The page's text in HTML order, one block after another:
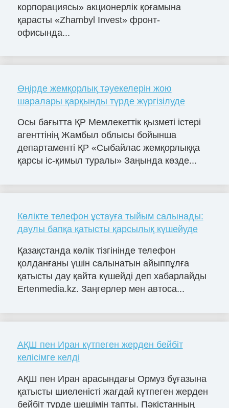
корпорациясы» акционерлік қоғамына
қарасты «Zhambyl Invest» фронт-
офисында...
Өңірде жемқорлық тәуекелерін жою
шаралары қарқынды түрде жүргізілуде
Осы бағытта ҚР Мемлекеттік қызметі істері
агенттінің Жамбыл облысы бойынша
департаменті ҚР «Сыбайлас жемқорлыққа
қарсы іс-қимыл туралы» Заңында көзде...
Көлікте телефон ұстауға тыйым салынады:
даулы бапқа қатысты қарсылық күшейуде
Қазақстанда көлік тізгінінде телефон
қолданғаны үшін салынатын айыппұлға
қатысты дау қайта күшейді деп хабарлайды
Ertenmedia.kz. Заңгерлер мен автоса...
АҚШ пен Иран күтпеген жерден бейбіт
келісімге келді
АҚШ пен Иран арасындағы Ормуз бұғазына
қатысты шиеленісті жағдай күтпеген жерден
бейбіт түрде шешімін тапты. Пәкістанның